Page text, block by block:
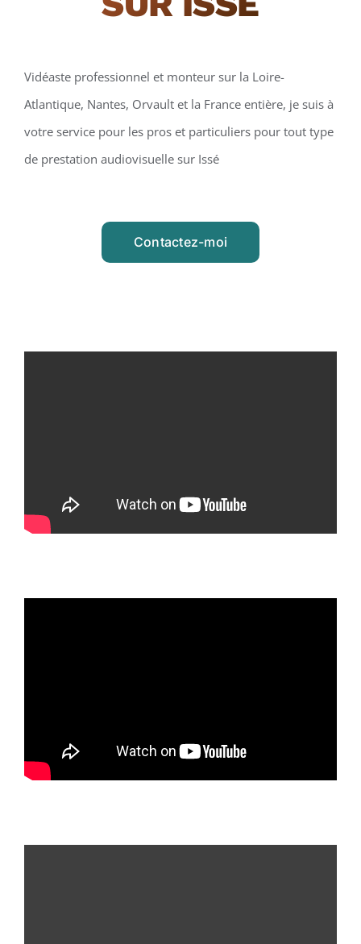
Vidéaste professionnel et monteur sur la Loire-
Atlantique, Nantes, Orvault et la France entière, je suis à
votre service pour les pros et particuliers pour tout type
de prestation audiovisuelle sur Issé
Contactez-moi